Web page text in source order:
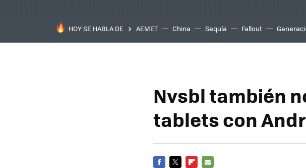
HOY SE HABLA DE AEMET China Sequía Fallout
Nvsbl también
tablets con